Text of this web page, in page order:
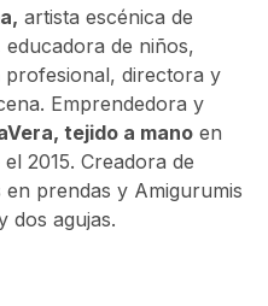
artista escénica de
de niños,
profesional, directora y
Emprendedora y
tejido a mano en
2015. Creadora de
prendas y Amigurumis
dos agujas.